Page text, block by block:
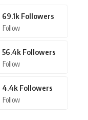
69.1k Followers
Follow
56.4k Followers
Follow
4.4k Followers
Follow